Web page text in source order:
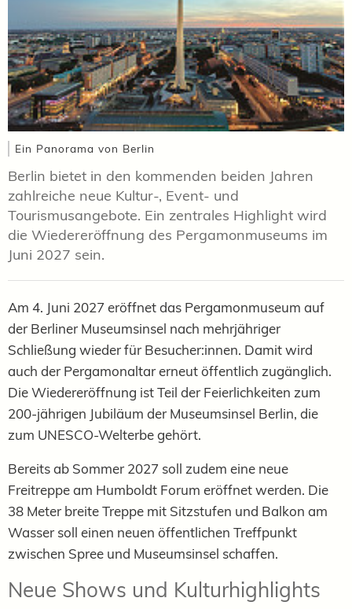
Ein Panorama von Berlin
Berlin bietet in den kommenden beiden Jahren
zahlreiche neue Kultur-, Event- und
Tourismusangebote. Ein zentrales Highlight wird
die Wiedereröffnung des Pergamonmuseums im
Juni 2027 sein.
Am 4. Juni 2027 eröffnet das Pergamonmuseum auf
der Berliner Museumsinsel nach mehrjähriger
Schließung wieder für Besucher:innen. Damit wird
auch der Pergamonaltar erneut öffentlich zugänglich.
Die Wiedereröffnung ist Teil der Feierlichkeiten zum
200-jährigen Jubiläum der Museumsinsel Berlin, die
zum UNESCO-Welterbe gehört.
Bereits ab Sommer 2027 soll zudem eine neue
Freitreppe am Humboldt Forum eröffnet werden. Die
38 Meter breite Treppe mit Sitzstufen und Balkon am
Wasser soll einen neuen öffentlichen Treffpunkt
zwischen Spree und Museumsinsel schaffen.
Neue Shows und Kulturhighlights